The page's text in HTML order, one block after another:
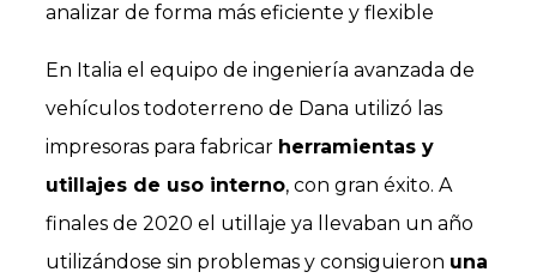
analizar de forma más eficiente y flexible
En Italia el equipo de ingeniería avanzada de
vehículos todoterreno de Dana utilizó las
impresoras para fabricar herramientas y
utillajes de uso interno, con gran éxito. A
finales de 2020 el utillaje ya llevaban un año
utilizándose sin problemas y consiguieron una